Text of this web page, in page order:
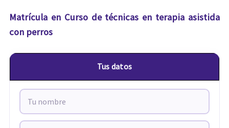
Matrícula en Curso de técnicas en terapia asistida
con perros
Tus datos